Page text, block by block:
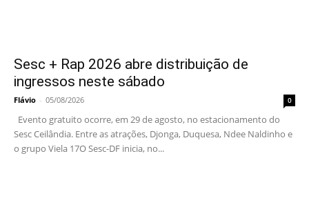
Sesc + Rap 2026 abre distribuição de
ingressos neste sábado
Flávio - 05/08/2026 0
Evento gratuito ocorre, em 29 de agosto, no estacionamento do
Sesc Ceilândia. Entre as atrações, Djonga, Duquesa, Ndee Naldinho e
o grupo Viela 17O Sesc-DF inicia, no...